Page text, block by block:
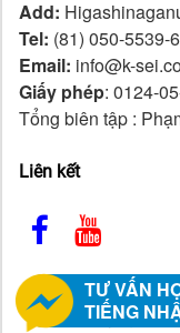
Add:
Tel: (81) 050-5539-
Email: info@k-
Giấy phép: 0124-
Tổng biên tập :
Liên kết
Copyright
TƯ VẤN
TIẾNG